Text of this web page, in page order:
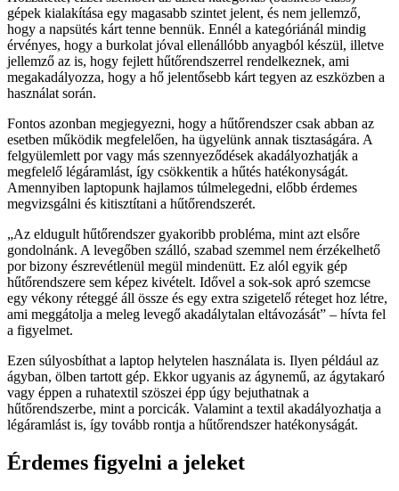
gépek kialakítása egy magasabb szintet jelent, és nem jellemző,
hogy a napsütés kárt tenne bennük. Ennél a kategóriánál mindig
érvényes, hogy a burkolat jóval ellenállóbb anyagból készül, illetve
jellemző az is, hogy fejlett hűtőrendszerrel rendelkeznek, ami
megakadályozza, hogy a hő jelentősebb kárt tegyen az eszközben a
használat során.
Fontos azonban megjegyezni, hogy a hűtőrendszer csak abban az
esetben működik megfelelően, ha ügyelünk annak tisztaságára. A
felgyülemlett por vagy más szennyeződések akadályozhatják a
megfelelő légáramlást, így csökkentik a hűtés hatékonyságát.
Amennyiben laptopunk hajlamos túlmelegedni, előbb érdemes
megvizsgálni és kitisztítani a hűtőrendszerét.
Az eldugult hűtőrendszer gyakoribb probléma, mint azt elsőre
gondolnánk. A levegőben szálló, szabad szemmel nem érzékelhető
por bizony észrevétlenül megül mindenütt. Ez alól egyik gép
hűtőrendszere sem képez kivételt. Idővel a sok-sok apró szemcse
egy vékony réteggé áll össze és egy extra szigetelő réteget hoz létre,
ami meggátolja a meleg levegő akadálytalan eltávozását
– hívta fel
a figyelmet.
Ezen súlyosbíthat a laptop helytelen használata is. Ilyen például az
ágyban, ölben tartott gép. Ekkor ugyanis az ágynemű, az ágytakaró
vagy éppen a ruhatextil szöszei épp úgy bejuthatnak a
hűtőrendszerbe, mint a porcicák. Valamint a textil akadályozhatja a
légáramlást is, így tovább rontja a hűtőrendszer hatékonyságát.
Érdemes figyelni a jeleket